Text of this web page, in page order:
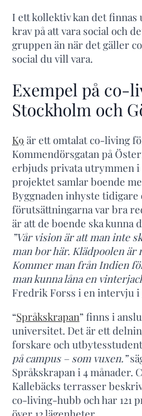
I ett kollektiv kan det finnas
krav på att vara social och
gruppen än när det gäller
social du vill vara.
Exempel på co-
Stockholm och
K9 är ett omtalat co-living
Kommendörsgatan på
erbjuds privata utrymmen i
projektet samlar boende
Byggnaden inhyste
förutsättningarna var bra
är att de boende ska kunna
”Vår vision är att man inte
man bor här. Klädpoolen
Kommer man från Indien
man kunna låna en
Fredrik Forss i en intervju i
“Språkskrapan” finns i
universitet. Det är ett
forskare och
på campus – som vuxen.”
Språkskrapan i 4 månader.
Kallebäcks terrasser
co-living-hubb och har 121